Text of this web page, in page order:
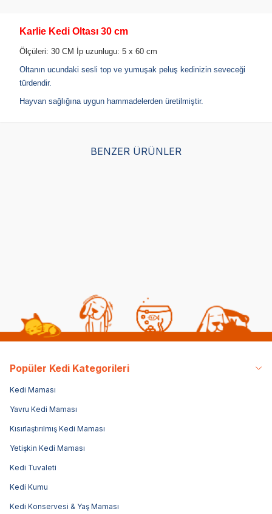
Karlie Kedi Oltası 30 cm
Ölçüleri: 30 CM İp uzunlugu: 5 x 60 cm
Oltanın ucundaki sesli top ve yumuşak peluş kedinizin seveceği
türdendir.
Hayvan sağlığına uygun hammadelerden üretilmiştir.
BENZER ÜRÜNLER
Popüler Kedi Kategorileri
Kedi Maması
Yavru Kedi Maması
Kısırlaştırılmış Kedi Maması
Yetişkin Kedi Maması
Kedi Tuvaleti
Kedi Kumu
Kedi Konservesi & Yaş Maması